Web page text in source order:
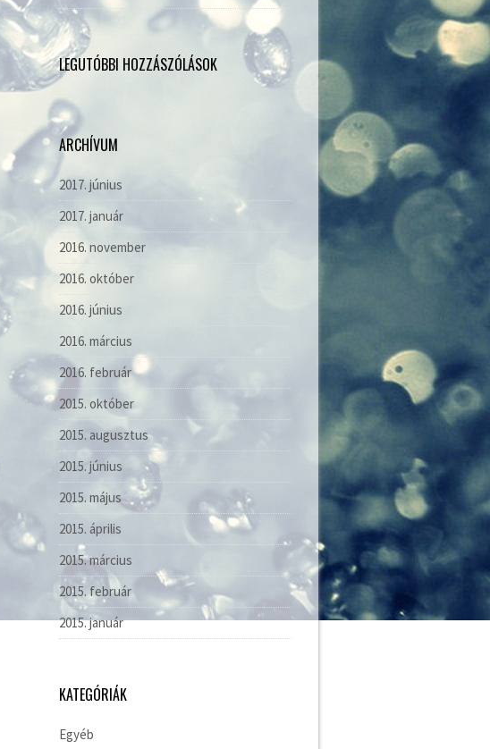
LEGUTÓBBI HOZZÁSZÓLÁSOK
ARCHÍVUM
2017. június
2017. január
2016. november
2016. október
2016. június
2016. március
2016. február
2015. október
2015. augusztus
2015. június
2015. május
2015. április
2015. március
2015. február
2015. január
KATEGÓRIÁK
Egyéb